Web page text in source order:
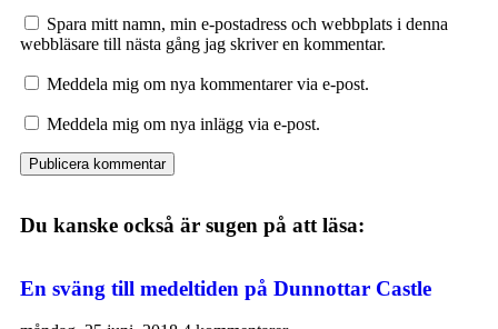
Spara mitt namn, min e-postadress och webbplats i denna
webbläsare till nästa gång jag skriver en kommentar.
Meddela mig om nya kommentarer via e-post.
Meddela mig om nya inlägg via e-post.
Du kanske också är sugen på att läsa:
En sväng till medeltiden på Dunnottar Castle